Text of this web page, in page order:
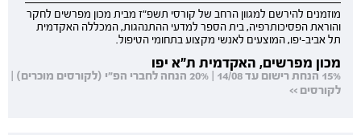
מוזמנים להירשם למגוון הרחב של קורסי תשפ"ז מבית מכון מפרשים לחקר
והוראת הפסיכותרפיה, בית הספר למדעי ההתנהגות, המכללה האקדמית
תל אביב-יפו, המוצעים לאנשי מקצוע בתחומי הטיפול.
מכון מפרשים, האקדמית ת"א יפו
15% הנחת רישום עד 14/08 | 20% הנחה לחברי הפ"י (לקורסים מוכרים) |
לקורסים >>